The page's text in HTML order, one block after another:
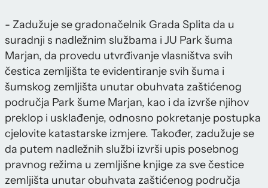
- Zadužuje se gradonačelnik Grada Splita da u
suradnji s nadležnim službama i JU Park šuma
Marjan, da provedu utvrđivanje vlasništva svih
čestica zemljišta te evidentiranje svih šuma i
šumskog zemljišta unutar obuhvata zaštićenog
područja Park šume Marjan, kao i da izvrše njihov
preklop i usklađenje, odnosno pokretanje postupka
cjelovite katastarske izmjere. Također, zadužuje se
da putem nadležnih službi izvrši upis posebnog
pravnog režima u zemljišne knjige za sve čestice
zemljišta unutar obuhvata zaštićenog područja